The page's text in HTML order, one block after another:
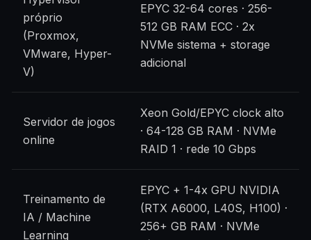
próprio
(Proxmox,
VMware, Hyper-
V)
EPYC 32-64 cores · 256-
512 GB RAM ECC · 2x
NVMe sistema + storage
adicional
Servidor de jogos
online
Xeon Gold/EPYC clock alto
· 64-128 GB RAM · NVMe
RAID 1 · rede 10 Gbps
Treinamento de
IA / Machine
Learning
EPYC + 1-4x GPU NVIDIA
(RTX A6000, L40S, H100) ·
256+ GB RAM · NVMe